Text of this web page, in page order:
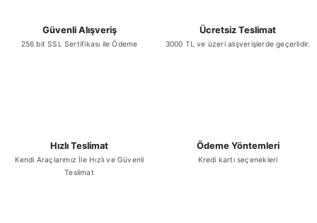
Güvenli Alışveriş
256 bit SSL Sertifikası ile Ödeme
Ücretsiz Teslimat
3000 TL ve üzeri alışverişlerde geçerlidir.
Hızlı Teslimat
Kendi Araçlarımız İle Hızlı ve Güvenli
Teslimat
Ödeme Yöntemleri
Kredi kartı seçenekleri